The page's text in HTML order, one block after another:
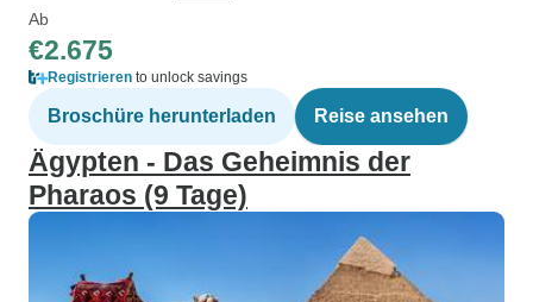
Ab
€2.675
Registrieren to unlock savings
Broschüre herunterladen Reise ansehen
Ägypten - Das Geheimnis der
Pharaos (9 Tage)